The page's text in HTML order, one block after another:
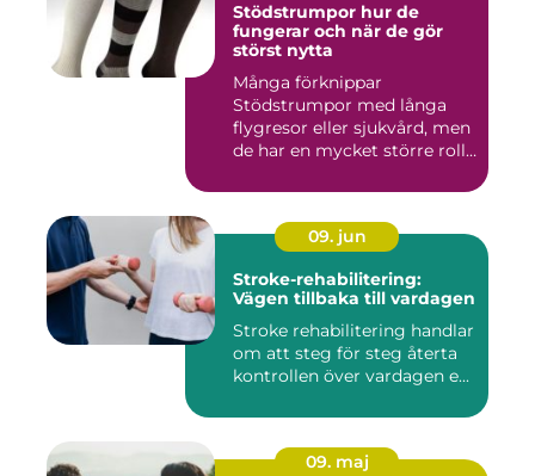
Stödstrumpor hur de
fungerar och när de gör
störst nytta
Många förknippar
Stödstrumpor med långa
flygresor eller sjukvård, men
de har en mycket större roll
09. jun
Stroke-rehabilitering:
Vägen tillbaka till vardagen
Stroke rehabilitering handlar
om att steg för steg återta
kontrollen över vardagen e...
09. maj